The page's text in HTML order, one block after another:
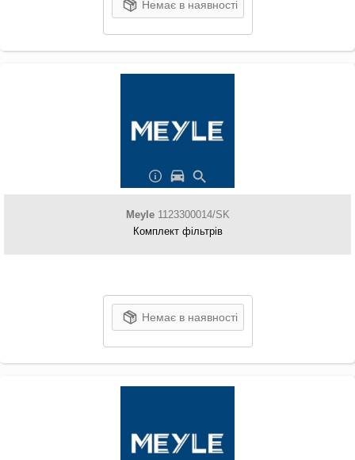
Немає в наявності
Meyle1123300014/SK
Комплект фільтрів
Немає в наявності